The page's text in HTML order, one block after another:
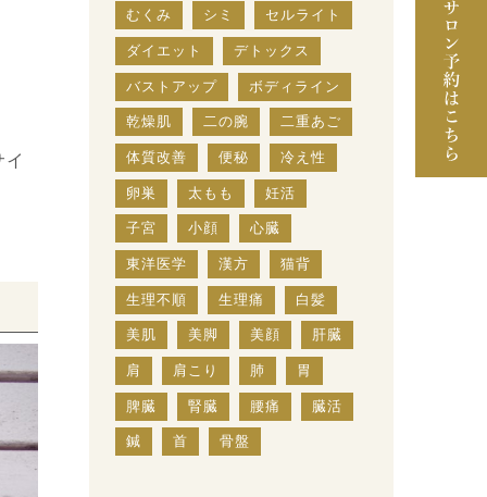
むくみ シミ セルライト
ダイエット デトックス
バストアップ ボディライン
乾燥肌 二の腕 二重あご
体質改善 便秘 冷え性
卵巣 太もも 妊活
子宮 小顔 心臓
東洋医学 漢方 猫背
生理不順 生理痛 白髪
美肌 美脚 美顔 肝臓
肩 肩こり 肺 胃
脾臓 腎臓 腰痛 臓活
鍼 首 骨盤